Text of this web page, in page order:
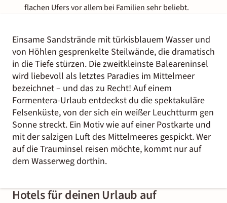
flachen Ufers vor allem bei Familien sehr beliebt.
Einsame Sandstrände mit türkisblauem Wasser und
von Höhlen gesprenkelte Steilwände, die dramatisch
in die Tiefe stürzen. Die zweitkleinste Baleareninsel
wird liebevoll als letztes Paradies im Mittelmeer
bezeichnet – und das zu Recht! Auf einem
Formentera-Urlaub entdeckst du die spektakuläre
Felsenküste, von der sich ein weißer Leuchtturm gen
Sonne streckt. Ein Motiv wie auf einer Postkarte und
mit der salzigen Luft des Mittelmeeres gespickt. Wer
auf die Trauminsel reisen möchte, kommt nur auf
dem Wasserweg dorthin.
Hotels für deinen Urlaub auf